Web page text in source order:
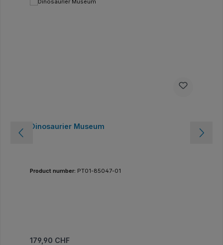
Dinosaurier Museum
Product number: PT01-85047-01
Prezzo normale:
179,90 CHF